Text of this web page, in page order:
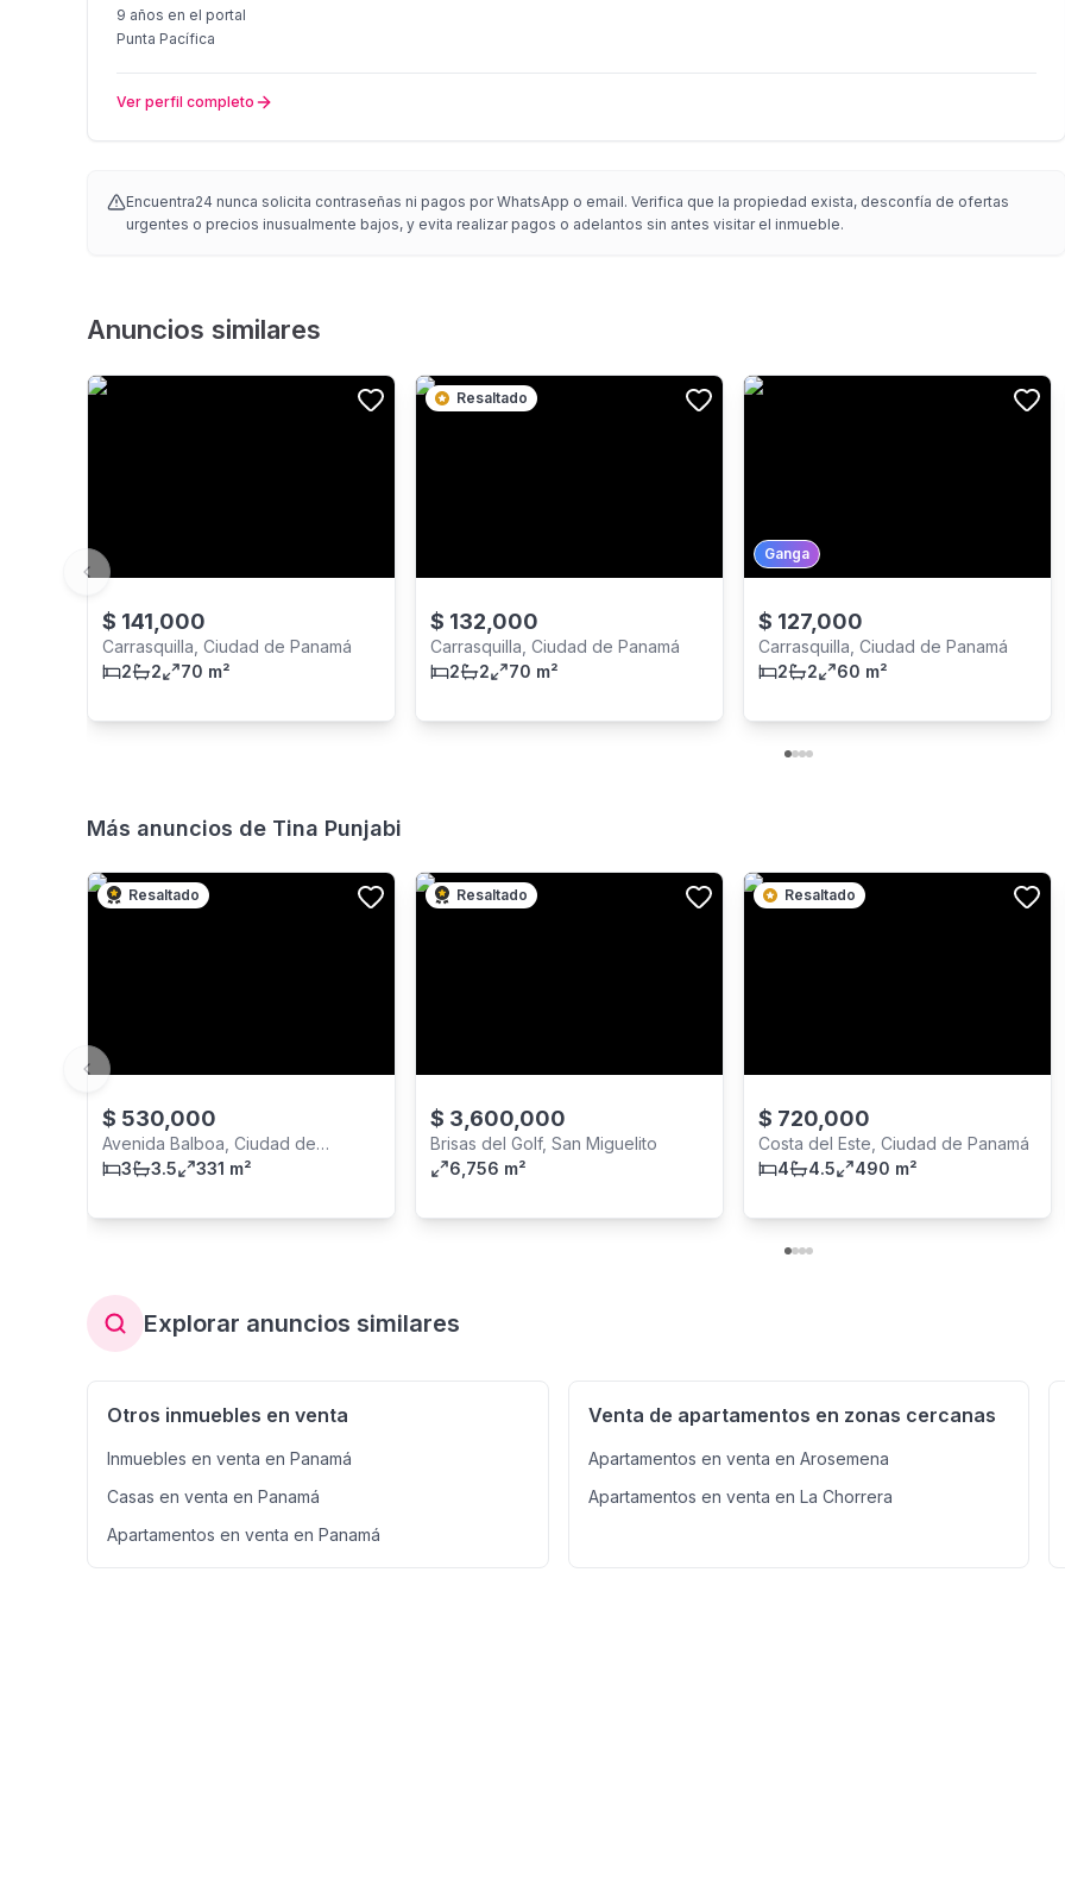
9 años en el portal
Punta Pacífica
Ver perfil completo
Encuentra24 nunca solicita contraseñas ni pagos por WhatsApp o email. Verifica que la propiedad exista, desconfía de ofertas
urgentes o precios inusualmente bajos, y evita realizar pagos o adelantos sin antes visitar el inmueble.
Anuncios similares
$ 141,000
Carrasquilla, Ciudad de Panamá
2
2 70 m²
Resaltado
$ 132,000
Carrasquilla, Ciudad de Panamá
2
2 70 m²
Ganga
$ 127,000
Carrasquilla, Ciudad de Panamá
2
2 60 m²
Previous slide
Más anuncios de Tina Punjabi
Resaltado
$ 530,000
Avenida Balboa, Ciudad de
Panamá
3 3.5 331 m²
Resaltado
$ 3,600,000
Brisas del Golf, San Miguelito
6,756 m²
Resaltado
$ 720,000
Costa del Este, Ciudad de Panamá
4
4.5 490 m²
Previous slide
Explorar anuncios similares
Otros inmuebles en venta
Inmuebles en venta en Panamá
Casas en venta en Panamá
Apartamentos en venta en Panamá
Venta de apartamentos en zonas cercanas
Apartamentos en venta en Arosemena
Apartamentos en venta en La Chorrera